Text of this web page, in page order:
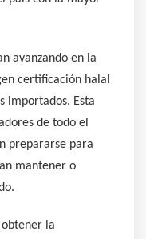
avanzando en la
certificación halal
importados. Esta
de todo el
prepararse para
mantener o
obtener la